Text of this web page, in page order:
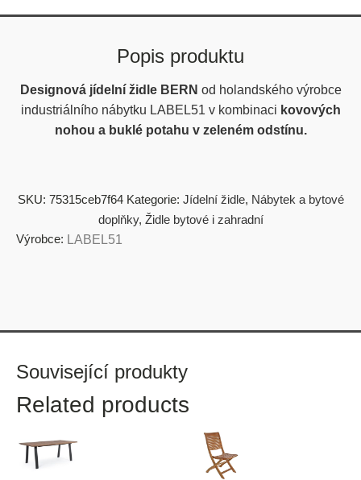
Popis produktu
Designová jídelní židle BERN od holandského výrobce
industriálního nábytku LABEL51 v kombinaci kovových
nohou a buklé potahu v zeleném odstínu.
SKU: 75315ceb7f64 Kategorie: Jídelní židle, Nábytek a bytové
doplňky, Židle bytové i zahradní
Výrobce: LABEL51
Související produkty
Related products